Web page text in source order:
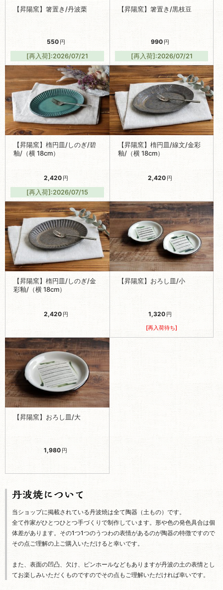
【昇陽窯】箸置き/丹波栗
550 円
[再入荷]:2026/07/21
【昇陽窯】箸置き/黒枝豆
990 円
[再入荷]:2026/07/21
【昇陽窯】楕円皿/しのぎ/碧
釉/（横 18cm）
2,420 円
[再入荷]:2026/07/15
【昇陽窯】楕円皿/線文/金彩
釉/（横 18cm）
2,420 円
【昇陽窯】楕円皿/しのぎ/金
彩釉/（横 18cm）
2,420 円
【昇陽窯】おろし皿/小
1,320 円
[再入荷待ち]
【昇陽窯】おろし皿/大
1,980 円
当ショップに掲載されている丹波焼は全て陶器（土もの）です。
全て作家がひとつひとつ手づくりで制作しています。形や色の発色具合は個
体差があります。その1つ1つのうつわの表情があるのが陶器の特徴ですので
その点ご理解の上ご購入いただけると幸いです。
また、表面の凹凸、欠け、ピンホールなどもありますが丹波の土の表情とし
てお楽しみいただくものですのでその点もご理解いただければ幸いです。